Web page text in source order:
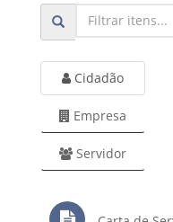
Cidadão
Empresa
Servidor